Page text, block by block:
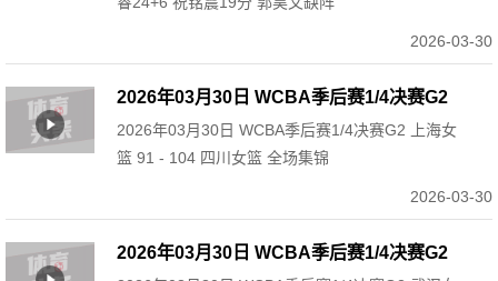
2026-03-30
2026年03月30日 WCBA季后赛1/4决赛G2
上海女篮 91 - 104 四川女篮 全场集锦
2026年03月30日 WCBA季后赛1/4决赛G2 上海女
篮 91 - 104 四川女篮 全场集锦
2026-03-30
2026年03月30日 WCBA季后赛1/4决赛G2